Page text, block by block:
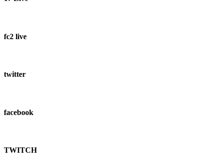
fc2 live
twitter
facebook
TWITCH​